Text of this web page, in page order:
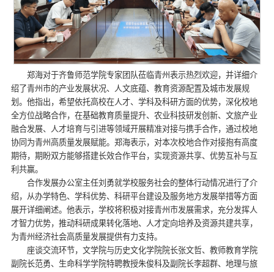
郑海对于齐鲁师范学院专家团队莅临青州表示热烈欢迎，并详细介
绍了青州市的产业发展状况、人文底蕴、教育资源配置及城市发展规
划。他指出，希望依托高校在人才、学科及科研方面的优势，深化校地
全方位战略合作，在基础教育质量提升、农业科技研发创新、文旅产业
融合发展、人才培育与引进等领域开展精准对接与携手合作，通过校地
协同为青州高质量发展赋能。郑海表示，对本次校地合作对接抱有高度
期待，期盼双方能够搭建长效合作平台，实现资源共享、优势互补与互
利共赢。
合作发展办公室主任刘勇就学校服务社会的整体行动情况进行了介
绍，从办学特色、学科优势、科研平台建设及服务地方发展举措等方面
展开详细阐述。他表示，学校将积极对接青州市发展需求，充分发挥人
才智力优势，推动科研成果转化落地、人才定向培养及资源共建共享，
为青州经济社会高质量发展提供有力支持。
座谈交流环节，文学院与历史文化学院院长张文哲、教师教育学院
副院长范勇、生命科学学院特聘教授朱俊科及副院长李超群、地理与旅